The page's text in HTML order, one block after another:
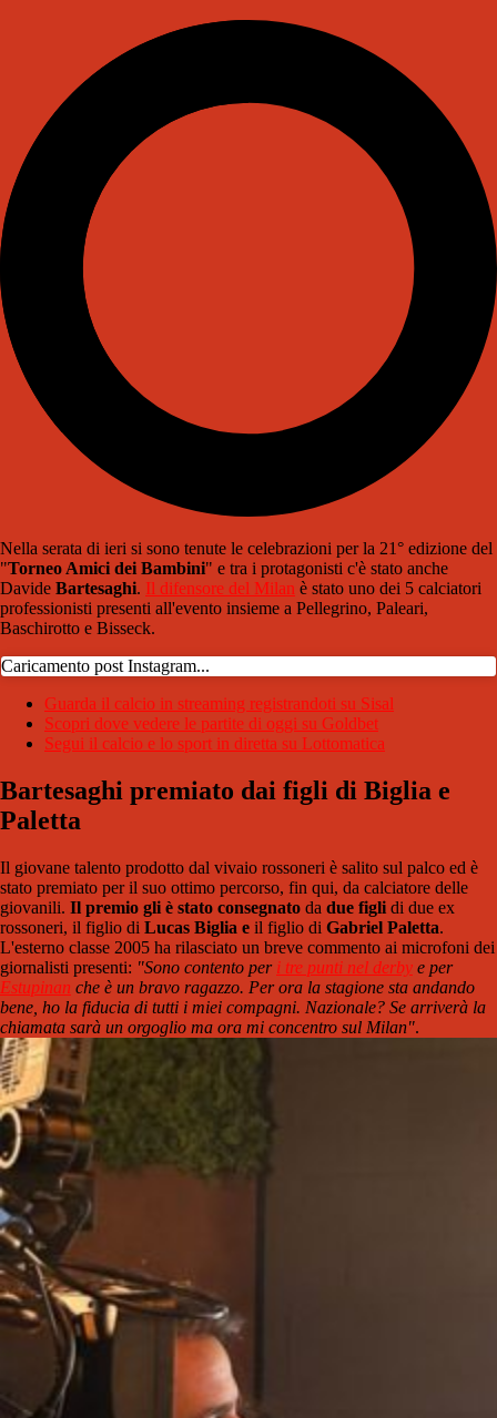
Nella serata di ieri si sono tenute le celebrazioni per la 21° edizione del
"Torneo Amici dei Bambini" e tra i protagonisti c'è stato anche
Davide Bartesaghi. Il difensore del Milan è stato uno dei 5 calciatori
professionisti presenti all'evento insieme a Pellegrino, Paleari,
Baschirotto e Bisseck.
Caricamento post Instagram...
Guarda il calcio in streaming registrandoti su Sisal
Scopri dove vedere le partite di oggi su Goldbet
Segui il calcio e lo sport in diretta su Lottomatica
Bartesaghi premiato dai figli di Biglia e
Paletta
Il giovane talento prodotto dal vivaio rossoneri è salito sul palco ed è
stato premiato per il suo ottimo percorso, fin qui, da calciatore delle
giovanili. Il premio gli è stato consegnato da due figli di due ex
rossoneri, il figlio di Lucas Biglia e il figlio di Gabriel Paletta.
L'esterno classe 2005 ha rilasciato un breve commento ai microfoni dei
giornalisti presenti: "Sono contento per i tre punti nel derby e per
Estupinan che è un bravo ragazzo. Per ora la stagione sta andando
bene, ho la fiducia di tutti i miei compagni. Nazionale? Se arriverà la
chiamata sarà un orgoglio ma ora mi concentro sul Milan".